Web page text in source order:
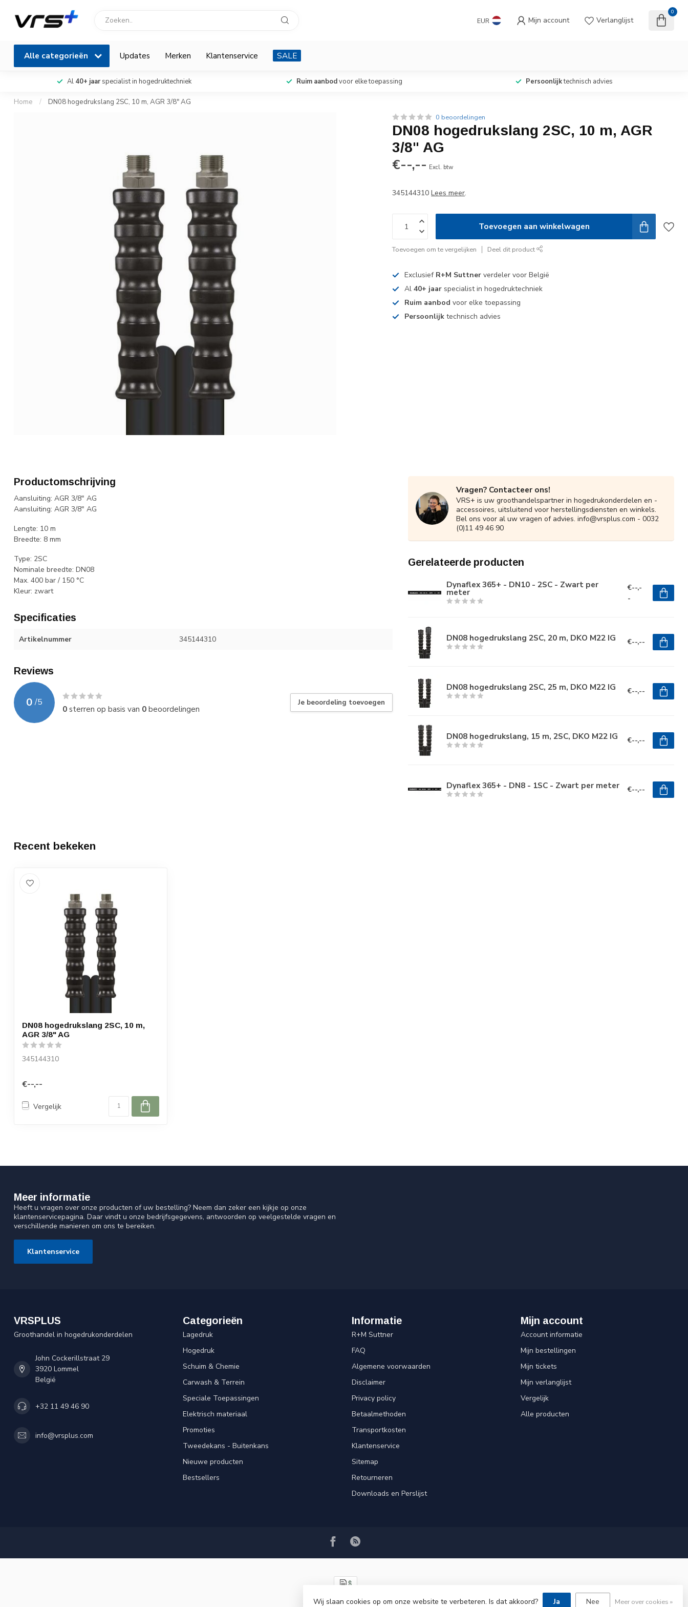
EUR Mijn account Verlanglijst
0
Alle categorieën Updates Merken Klantenservice SALE
Al 40+ jaarspecialist in hogedruktechniek Ruim aanbodvoor elke toepassing Persoonlijktechnisch advies
Home / DN08 hogedrukslang 2SC, 10 m, AGR 3/8" AG
0 beoordelingen
DN08 hogedrukslang 2SC, 10 m, AGR
3/8" AG
€--,-- Excl. btw
345144310Lees meer.
Toevoegen aan winkelwagen
Toevoegen om te vergelijken Deel dit product
Exclusief R+M Suttner verdeler voor België
Al40+ jaar specialist in hogedruktechniek
Ruim aanbod voor elke toepassing
Persoonlijk technisch advies
Productomschrijving
Aansluiting: AGR 3/8" AG
Aansluiting: AGR 3/8" AG
Lengte: 10 m
Breedte: 8 mm
Type: 2SC
Nominale breedte: DN08
Max. 400 bar / 150 °C
Kleur: zwart
Specificaties
Artikelnummer 345144310
Reviews
0 /5
0sterren op basis van 0beoordelingen
Je beoordeling toevoegen
Vragen? Contacteer ons!
VRS+ is uw groothandelspartner in hogedrukonderdelen en -
accessoires, uitsluitend voor herstellingsdiensten en winkels.
Bel ons voor al uw vragen of advies. info@vrsplus.com - 0032
(0)11 49 46 90
Gerelateerde producten
Dynaflex 365+ - DN10 - 2SC - Zwart per
meter
€--,-
-
DN08 hogedrukslang 2SC, 20 m, DKO M22 IG €--,--
DN08 hogedrukslang 2SC, 25 m, DKO M22 IG €--,--
DN08 hogedrukslang, 15 m, 2SC, DKO M22 IG €--,--
Dynaflex 365+ - DN8 - 1SC - Zwart per meter €--,--
Recent bekeken
DN08 hogedrukslang 2SC, 10 m,
AGR 3/8" AG
345144310
€--,--
Vergelijk
Meer informatie
Heeft u vragen over onze producten of uw bestelling? Neem dan zeker een kijkje op onze
klantenservicepagina. Daar vindt u onze bedrijfsgegevens, antwoorden op veelgestelde vragen en
verschillende manieren om ons te bereiken.
Klantenservice
VRSPLUS
Groothandel in hogedrukonderdelen
John Cockerillstraat 29
3920 Lommel
België
+32 11 49 46 90
info@vrsplus.com
Categorieën
Lagedruk
Hogedruk
Schuim & Chemie
Carwash & Terrein
Speciale Toepassingen
Elektrisch materiaal
Promoties
Tweedekans - Buitenkans
Nieuwe producten
Bestsellers
Informatie
R+M Suttner
FAQ
Algemene voorwaarden
Disclaimer
Privacy policy
Betaalmethoden
Transportkosten
Klantenservice
Sitemap
Retourneren
Downloads en Perslijst
Mijn account
Account informatie
Mijn bestellingen
Mijn tickets
Mijn verlanglijst
Vergelijk
Alle producten
© Copyright 2026 VRSPLUS
Wij slaan cookies op om onze website te verbeteren. Is dat akkoord? Ja Nee Meer over cookies »